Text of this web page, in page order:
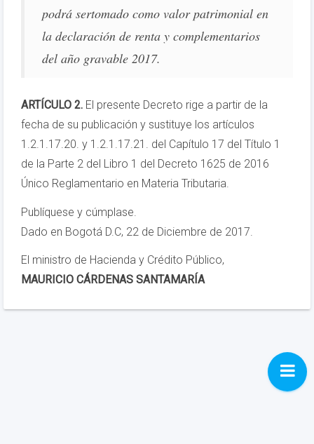
podrá sertomado como valor patrimonial en
la declaración de renta y complementarios
del año gravable 2017.
ARTÍCULO 2. El presente Decreto rige a partir de la
fecha de su publicación y sustituye los artículos
1.2.1.17.20. y 1.2.1.17.21. del Capítulo 17 del Título 1
de la Parte 2 del Libro 1 del Decreto 1625 de 2016
Único Reglamentario en Materia Tributaria.
Publíquese y cúmplase.
Dado en Bogotá D.C, 22 de Diciembre de 2017.
El ministro de Hacienda y Crédito Público,
MAURICIO CÁRDENAS SANTAMARÍA